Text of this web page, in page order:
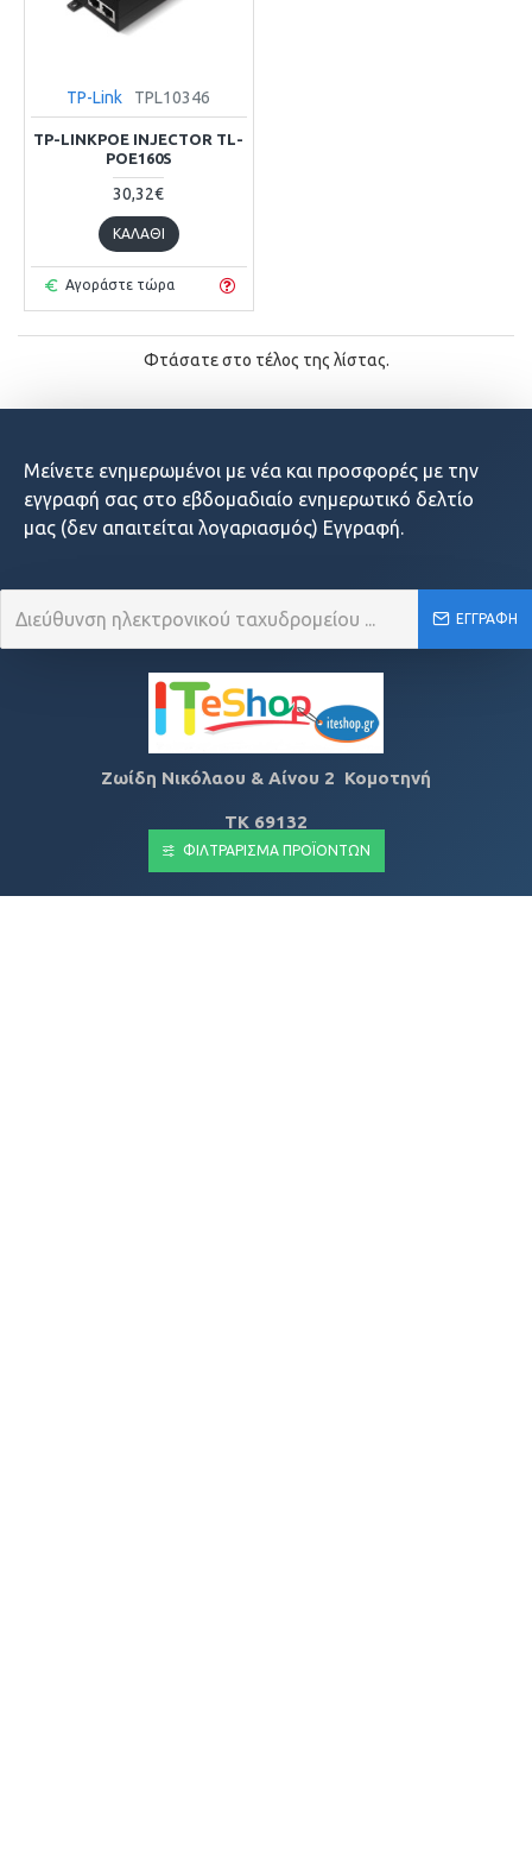
TP-Link TPL10346
TP-LINKPOE INJECTOR TL-
POE160S
30,32€
ΚΑΛΆΘΙ
Αγοράστε τώρα
Φτάσατε στο τέλος της λίστας.
Μείνετε ενημερωμένοι με νέα και προσφορές με την
εγγραφή σας στο εβδομαδιαίο ενημερωτικό δελτίο
μας (δεν απαιτείται λογαριασμός) Εγγραφή.
ΕΓΓΡΑΦΉ
Ζωίδη Νικόλαου & Αίνου 2 Κομοτηνή
ΤΚ 69132
ΦΙΛΤΡΆΡΙΣΜΑ ΠΡΟΪΌΝΤΩΝ